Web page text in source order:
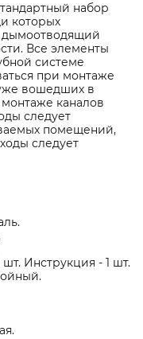
набор
которых
дымоотводящий
Все элементы
системе
при монтаже
вошедших в
каналов
следует
помещений,
следует
Инструкция - 1 шт.